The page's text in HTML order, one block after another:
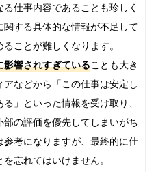
仕事内容であることも珍しく
する具体的な情報が不足して
ことが難しくなります。
影響されすぎていることも大き
などから「この仕事は安定し
」といった情報を受け取り、
の評価を優先してしまいがち
考になりますが、最終的に仕
忘れてはいけません。